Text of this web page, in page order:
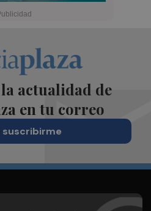
actualidad de
en tu correo
suscribirme